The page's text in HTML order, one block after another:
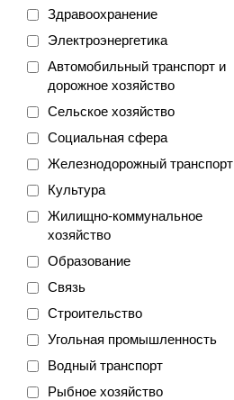
Здравоохранение
Электроэнергетика
Автомобильный транспорт и
дорожное хозяйство
Сельское хозяйство
Социальная сфера
Железнодорожный транспорт
Культура
Жилищно-коммунальное
хозяйство
Образование
Связь
Строительство
Угольная промышленность
Водный транспорт
Рыбное хозяйство